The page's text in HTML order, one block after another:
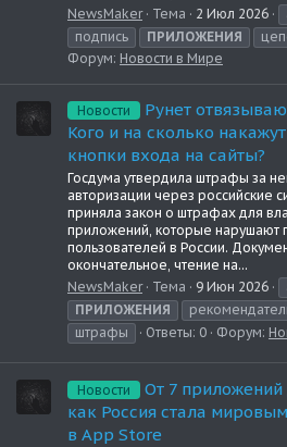
NewsMaker
Тема 2 Июл 2026
подпись
ПРИЛОЖЕНИЯ
Форум: Новости в Мире
Новости
Рунет
Кого и на сколько
кнопки входа на сайты?
Госдума утвердила штрафы за
авторизации через российские
приняла закон о штрафах для
приложений, которые нарушают
пользователей в России.
окончательное, чтение на...
NewsMaker
Тема 9 Июн 2026
ПРИЛОЖЕНИЯ
штрафы
Ответы: 0 Форум:
Новости
От 7 приложений
как Россия стала
в App Store